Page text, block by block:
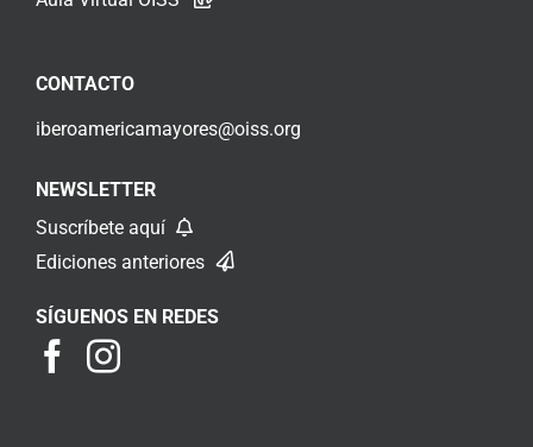
CONTACTO
iberoamericamayores@oiss.org
NEWSLETTER
Suscríbete aquí
Ediciones anteriores
SÍGUENOS EN REDES